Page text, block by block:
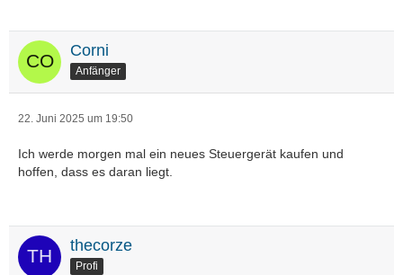
Corni
Anfänger
22. Juni 2025 um 19:50
Ich werde morgen mal ein neues Steuergerät kaufen und
hoffen, dass es daran liegt.
thecorze
Profi